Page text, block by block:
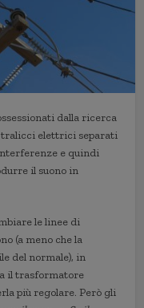
dalla ricerca
elettrici separati
e quindi
il suono in
le linee di
(a meno che la
del normale), in
il trasformatore
più regolare. Però gli